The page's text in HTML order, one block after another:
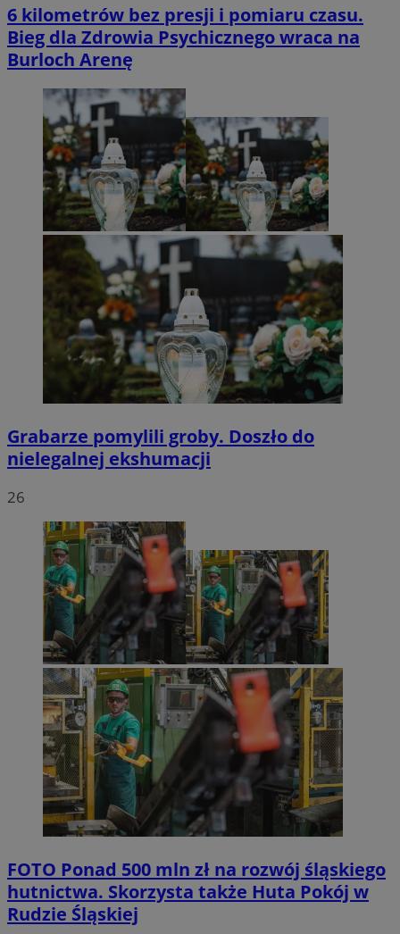
6 kilometrów bez presji i pomiaru czasu.
Bieg dla Zdrowia Psychicznego wraca na
Burloch Arenę
Grabarze pomylili groby. Doszło do
nielegalnej ekshumacji
26
FOTO Ponad 500 mln zł na rozwój śląskiego
hutnictwa. Skorzysta także Huta Pokój w
Rudzie Śląskiej